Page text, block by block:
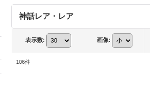
神話レア・レア
表示数: 画像:
106件